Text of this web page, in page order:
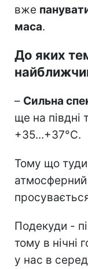
вже
маса.
До яких
– Сильна
ще на півдні
+35...+37°С.
Тому що
атмосферний
Подекуди -
тому в нічні
у нас в